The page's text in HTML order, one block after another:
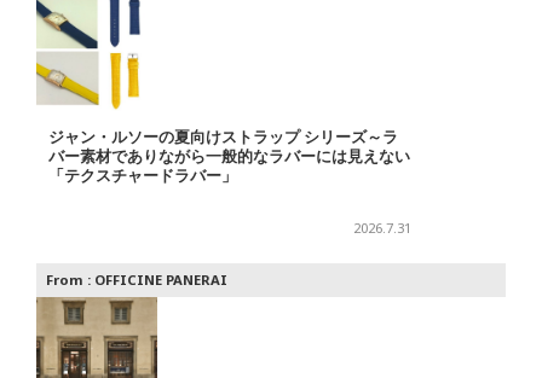
ジャン・ルソーの夏向けストラップ シリーズ～ラ
バー素材でありながら一般的なラバーには見えない
「テクスチャードラバー」
2026.7.31
From : OFFICINE PANERAI